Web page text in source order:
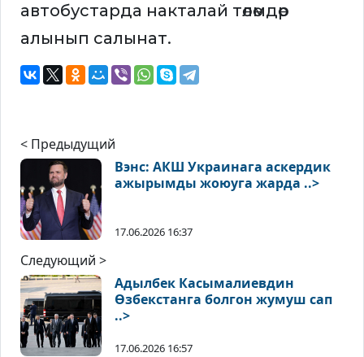
автобустарда накталай төлөмдөр
алынып салынат.
< Предыдущий
Вэнс: АКШ Украинага аскердик
ажырымды жоюуга жарда ..>
17.06.2026 16:37
Следующий >
Адылбек Касымалиевдин
Өзбекстанга болгон жумуш сап
..>
17.06.2026 16:57